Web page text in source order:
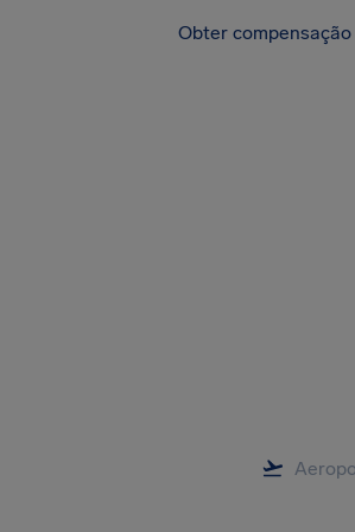
Obter compensação